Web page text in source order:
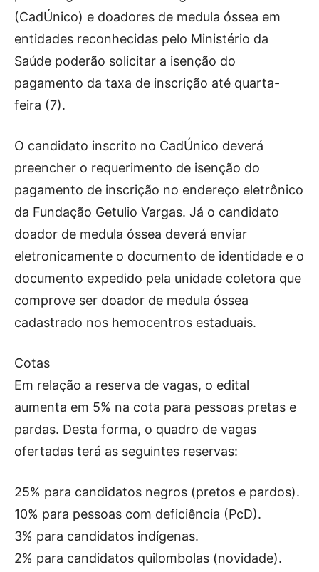
(CadÚnico) e doadores de medula óssea em
entidades reconhecidas pelo Ministério da
Saúde poderão solicitar a isenção do
pagamento da taxa de inscrição até quarta-
feira (7).
O candidato inscrito no CadÚnico deverá
preencher o requerimento de isenção do
pagamento de inscrição no endereço eletrônico
da Fundação Getulio Vargas. Já o candidato
doador de medula óssea deverá enviar
eletronicamente o documento de identidade e o
documento expedido pela unidade coletora que
comprove ser doador de medula óssea
cadastrado nos hemocentros estaduais.
Cotas
Em relação a reserva de vagas, o edital
aumenta em 5% na cota para pessoas pretas e
pardas. Desta forma, o quadro de vagas
ofertadas terá as seguintes reservas:
25% para candidatos negros (pretos e pardos).
10% para pessoas com deficiência (PcD).
3% para candidatos indígenas.
2% para candidatos quilombolas (novidade).